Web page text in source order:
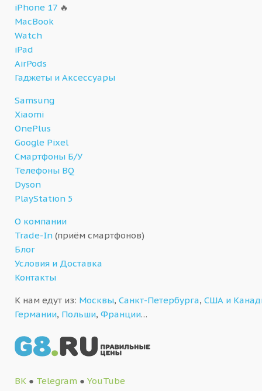
iPhone 17 🔥
MacBook
Watch
iPad
AirPods
Гаджеты и Аксессуары
Samsung
Xiaomi
OnePlus
Google Pixel
Смартфоны Б/У
Телефоны BQ
Dyson
PlayStation 5
О компании
Trade-In (приём смартфонов)
Блог
Условия и Доставка
Контакты
К нам едут из: Москвы, Санкт-Петербурга, США и
Германии, Польши, Франции…
ВК ● Telegram ● YouTube